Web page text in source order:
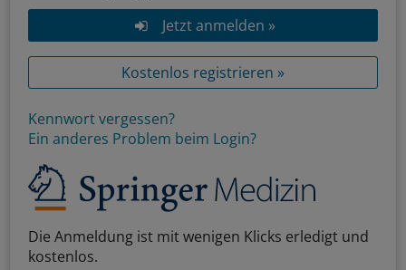
Jetzt anmelden »
Kostenlos registrieren »
Kennwort vergessen?
Ein anderes Problem beim Login?
Die Anmeldung ist mit wenigen Klicks erledigt und
kostenlos.